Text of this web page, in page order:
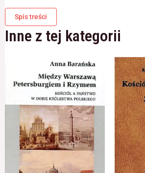
Spis treści
Inne z tej kategorii